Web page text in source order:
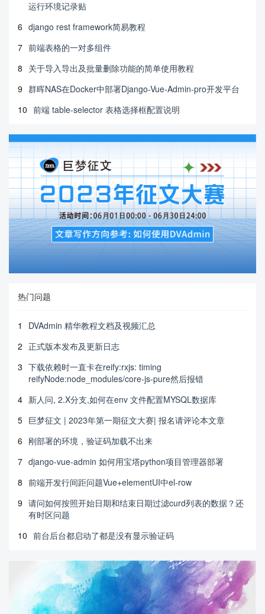
运行环境记录贴
6 django rest framework简易教程
7 前端表格的一对多组件
8 关于导入导出及批量删除功能的简单使用教程
9 群晖NAS在Docker中部署Django-Vue-Admin-pro开发平台
10 前端 table-selector 表格选择框配置说明
热门问题
1
DVAdmin 精华教程文档及视频汇总
2 正式版本发布及更新日志
3 下载依赖时一直卡在reify:rxjs: timing
reifyNode:node_modules/core-js-pure然后报错
4 新人问, 2.X分支,如何在env 文件配置MYSQL数据库
5 巨梦征文 | 2023年第一期征文大赛| 报名请评论本文章
6 刚部署的环境，验证码加载不出来
7 django-vue-admin 如何用宝塔python项目管理器部署
8 前端开发行间距问题Vue+elementUI中el-row
9 请问如何按照开始日期和结束日期过滤curd列表的数据？还
有时区问题
10 前台后台都启动了都是没有显示验证码